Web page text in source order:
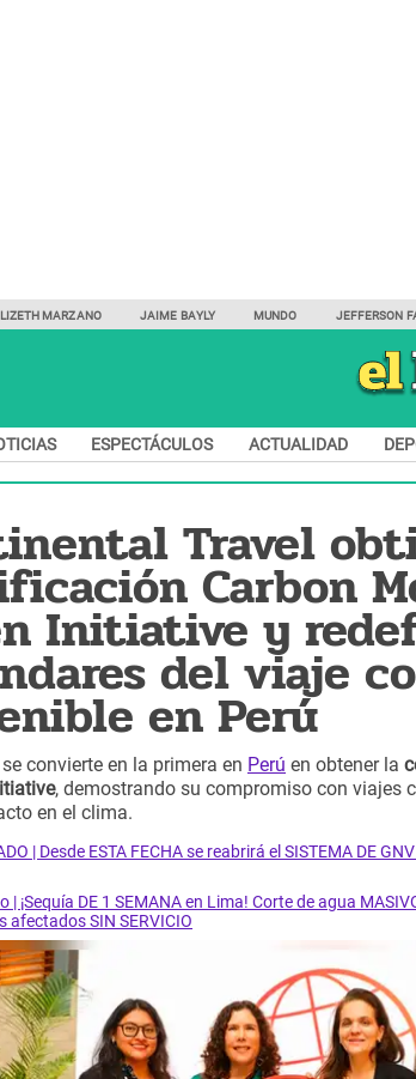
MARZANO JAIME BAYLY MUNDO JEFFERSON
ESPECTÁCULOS ACTUALIDAD
Travel
Carbon
Initiative y
del viaje
en Perú
convierte en la primera en Perú en obtener la
, demostrando su compromiso con viajes
en el clima.
| Desde ESTA FECHA se reabrirá el SISTEMA DE
| ¡Sequía DE 1 SEMANA en Lima! Corte de agua
afectados SIN SERVICIO